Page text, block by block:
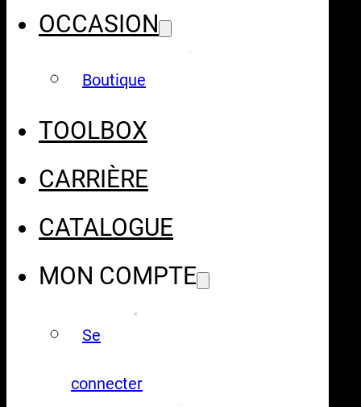
OCCASION
Boutique
TOOLBOX
CARRIÈRE
CATALOGUE
MON COMPTE
Se
connecter